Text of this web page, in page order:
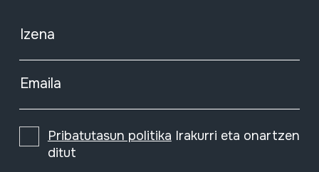
Izena
Emaila
Pribatutasun politika Irakurri eta onartzen
ditut